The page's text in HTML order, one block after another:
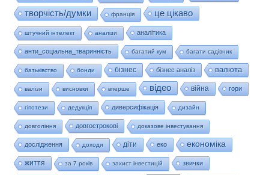
творчість/думки
франція це цікаво
штучний інтелект аналізи аналітика
анти_соціальна_тваринність багатий кум багати садівник
батьківство бонди бізнес бізнес аналіз валюта
валізи висновки вперше відео війна гори
гіпотези дедукція диверсифікація дизайн
довгоління довгострокові доказове інвестування
дослідження доходи діти еко економіка
життя за 7 років захист інвестицій звички